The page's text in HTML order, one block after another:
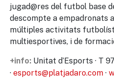
jugad@res del futbol base
descompte a empadronats
múltiples activitats
multiesportives, i de
+info: Unitat d’Esports · T
· esports@platjadaro.com ·